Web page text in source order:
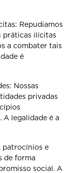
Repudiamos
práticas ilícitas
a combater tais
é
Nossas
privadas
legalidade é a
patrocínios e
de forma
social. A